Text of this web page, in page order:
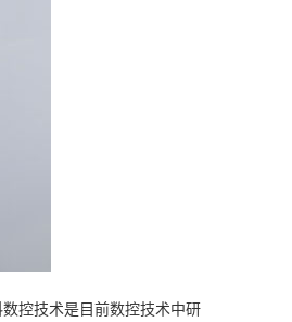
控技术是目前数控技术中研